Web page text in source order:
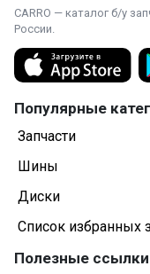
CARRO — каталог б/у
России.
Популярные
Запчасти
Шины
Диски
Список избранных
Полезные ссылки